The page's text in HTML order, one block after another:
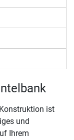
ist
und
Ihrem